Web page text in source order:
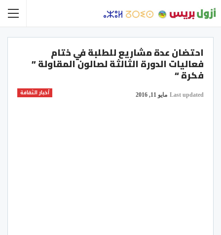
احتضان عدة مشاريع للطلبة في ختام
فعاليات الدورة الثالثة لصالون المقاولة ”
فكرة “
أخبار الثقافة Last updated مايو 11, 2016